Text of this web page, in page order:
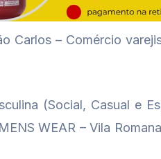
Carlos – Comércio
(Social, Casual e
WEAR – Vila